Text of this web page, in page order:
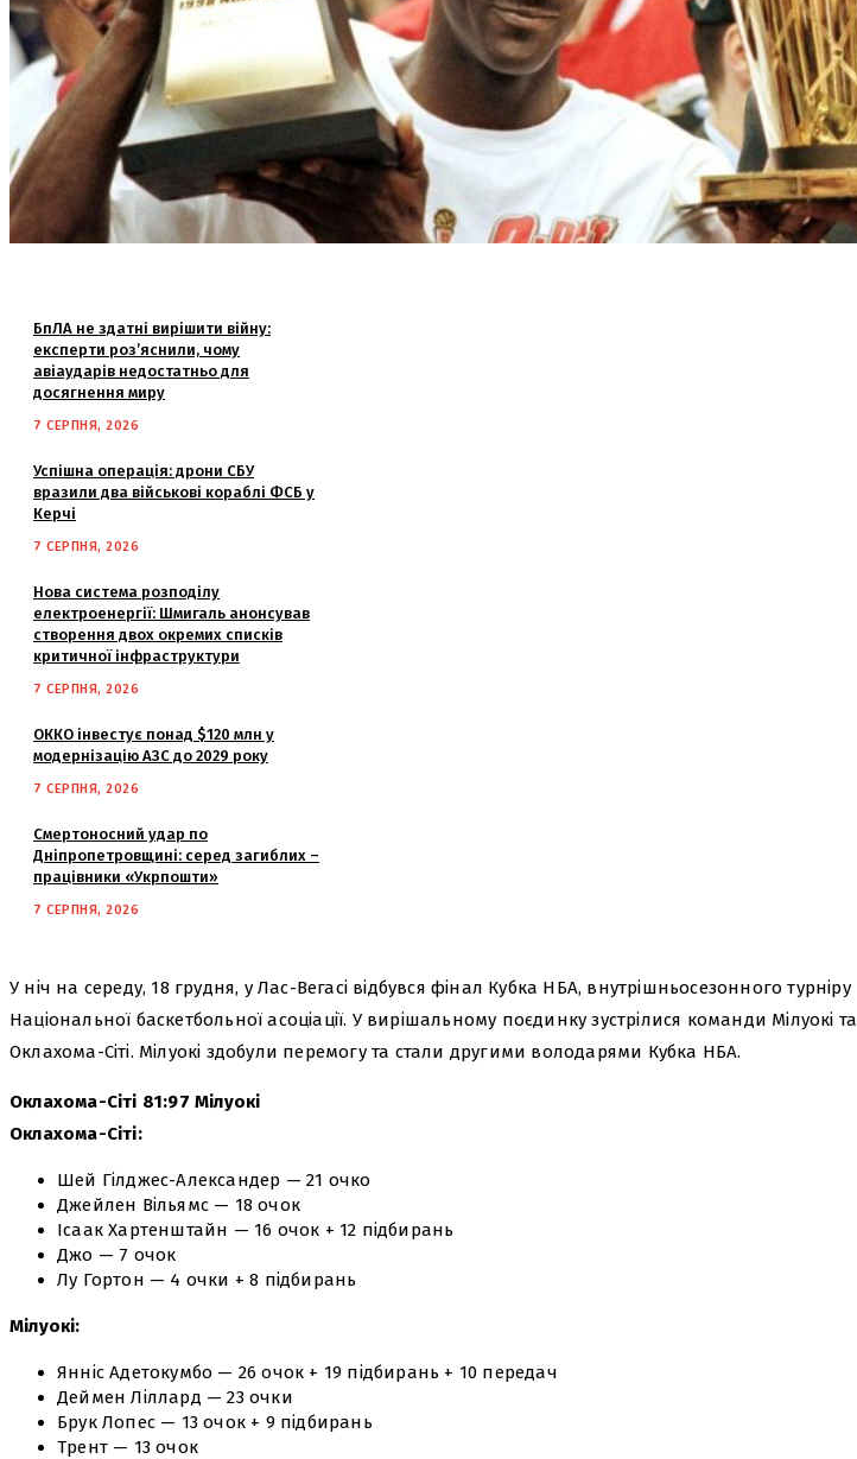
БпЛА не здатні вирішити війну:
експерти роз’яснили, чому
авіаударів недостатньо для
досягнення миру
7 СЕРПНЯ, 2026
Успішна операція: дрони СБУ
вразили два військові кораблі ФСБ у
Керчі
7 СЕРПНЯ, 2026
Нова система розподілу
електроенергії: Шмигаль анонсував
створення двох окремих списків
критичної інфраструктури
7 СЕРПНЯ, 2026
ОККО інвестує понад $120 млн у
модернізацію АЗС до 2029 року
7 СЕРПНЯ, 2026
Смертоносний удар по
Дніпропетровщині: серед загиблих –
працівники «Укрпошти»
7 СЕРПНЯ, 2026
У ніч на середу, 18 грудня, у Лас-Вегасі відбувся фінал Кубка НБА, внутрішньосезонного турніру
Національної баскетбольної асоціації. У вирішальному поєдинку зустрілися команди Мілуокі та
Оклахома-Сіті. Мілуокі здобули перемогу та стали другими володарями Кубка НБА.
Оклахома-Сіті 81:97 Мілуокі
Оклахома-Сіті:
Шей Гілджес-Александер — 21 очко
Джейлен Вільямс — 18 очок
Ісаак Хартенштайн — 16 очок + 12 підбирань
Джо — 7 очок
Лу Гортон — 4 очки + 8 підбирань
Мілуокі:
Янніс Адетокумбо — 26 очок + 19 підбирань + 10 передач
Деймен Ліллард — 23 очки
Брук Лопес — 13 очок + 9 підбирань
Трент — 13 очок